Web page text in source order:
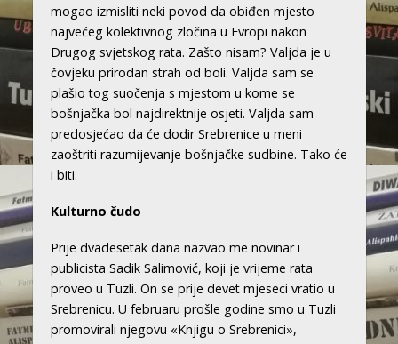
mogao izmisliti neki povod da obiđen mjesto
najvećeg kolektivnog zločina u Evropi nakon
Drugog svjetskog rata. Zašto nisam? Valjda je u
čovjeku prirodan strah od boli. Valjda sam se
plašio tog suočenja s mjestom u kome se
bošnjačka bol najdirektnije osjeti. Valjda sam
predosjećao da će dodir Srebrenice u meni
zaoštriti razumijevanje bošnjačke sudbine. Tako će
i biti.
Kulturno čudo
Prije dvadesetak dana nazvao me novinar i
publicista Sadik Salimović, koji je vrijeme rata
proveo u Tuzli. On se prije devet mjeseci vratio u
Srebrenicu. U februaru prošle godine smo u Tuzli
promovirali njegovu «Knjigu o Srebrenici»,